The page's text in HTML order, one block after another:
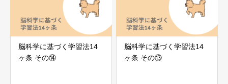
脳科学に基づく学習法14
ヶ条 その⑭
脳科学に基づく学習法14
ヶ条 その⑬